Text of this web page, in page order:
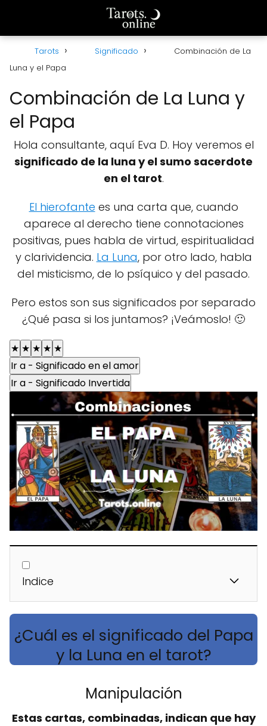
Tarots Significado
Combinación de La
Luna y el Papa
Combinación de La Luna y
el Papa
Hola consultante, aquí Eva D. Hoy veremos el
significado de la luna y el sumo sacerdote
en el tarot.
El hierofante es una carta que, cuando
aparece al derecho tiene connotaciones
positivas, pues habla de virtud, espiritualidad
y clarividencia. La Luna, por otro lado, habla
del misticismo, de lo psíquico y del pasado.
Pero estos son sus significados por separado
¿Qué pasa si los juntamos? ¡Veámoslo! 🙂
★ ★ ★ ★ ★
Ir a - Significado en el amor
Ir a - Significado Invertida
Indice
¿Cuál es el significado del Papa
y la Luna en el tarot?
Manipulación
Estas cartas, combinadas, indican que hay